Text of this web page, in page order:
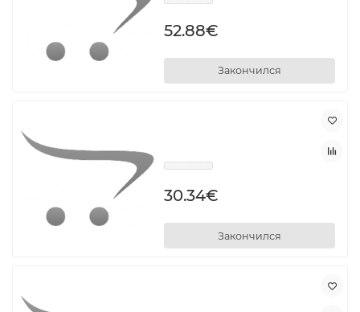
52.88€
Закончился
30.34€
Закончился